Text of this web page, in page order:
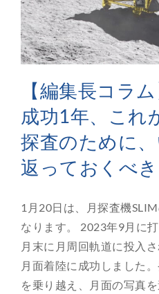
【編集長コラ
成功1年、これ
探査のために
返っておくべき
1月20日は、月探査機
なります。 2023年9月に
月末に月周回軌道に投入
月面着陸に成功しました
を乗り越え、月面の写真